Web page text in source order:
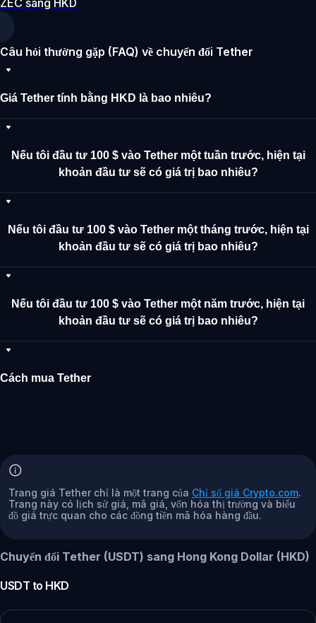
Câu hỏi thường gặp (FAQ) về chuyển đổi Tether
Giá Tether tính bằng HKD là bao nhiêu?
Nếu tôi đầu tư 100 $ vào Tether một tuần trước, hiện tại
khoản đầu tư sẽ có giá trị bao nhiêu?
Nếu tôi đầu tư 100 $ vào Tether một tháng trước, hiện tại
khoản đầu tư sẽ có giá trị bao nhiêu?
Nếu tôi đầu tư 100 $ vào Tether một năm trước, hiện tại
khoản đầu tư sẽ có giá trị bao nhiêu?
Cách mua Tether
Trang giá Tether chỉ là một trang của Chỉ số giá Crypto.com.
Trang này có lịch sử giá, mã giá, vốn hóa thị trường và biểu
đồ giá trực quan cho các đồng tiền mã hóa hàng đầu.
Chuyển đổi Tether (USDT) sang Hong Kong Dollar (HKD)
USDT to HKD